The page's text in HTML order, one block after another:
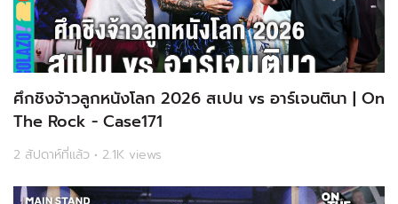
ศึกชิงจ้าวลูกหนังโลก 2026 สเปน vs อาร์เจนตินา | On
The Rock - Case171
2 สัปดาห์ที่แล้ว • 2.1K views